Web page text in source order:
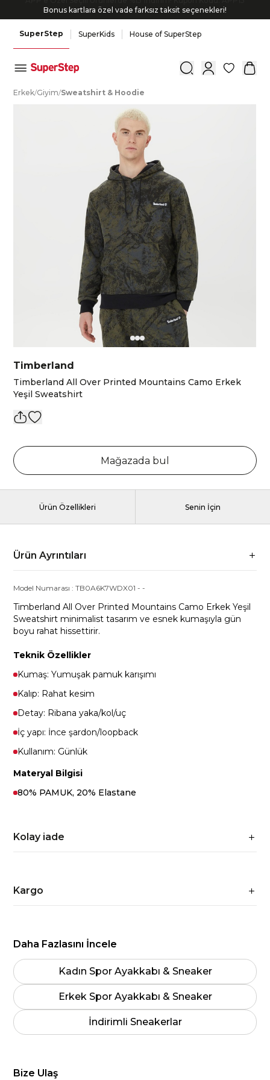
Bonus kartlara özel vade farksız taksit seçenekleri!
SuperStep SuperKids House of SuperStep
0
Erkek/Giyim/Sweatshirt & Hoodie
Timberland
Timberland All Over Printed Mountains Camo Erkek
Yeşil Sweatshirt
Mağazada bul
Ürün Özellikleri Senin İçin
Ürün Ayrıntıları
Model Numarası :TB0A6K7WDX01 --
Timberland All Over Printed Mountains Camo Erkek Yeşil
Sweatshirt minimalist tasarım ve esnek kumaşıyla gün
boyu rahat hissettirir.
Teknik Özellikler
Kumaş: Yumuşak pamuk karışımı
Kalıp: Rahat kesim
Detay: Ribana yaka/kol/uç
İç yapı: İnce şardon/loopback
Kullanım: Günlük
Materyal Bilgisi
80% PAMUK, 20% Elastane
Kolay iade
Kargo
Daha Fazlasını İncele
Kadın Spor Ayakkabı & Sneaker
Erkek Spor Ayakkabı & Sneaker
İndirimli Sneakerlar
Bize Ulaş